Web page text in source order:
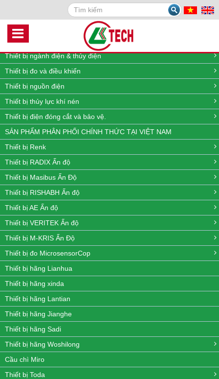
Search
DANH MỤC SẢN PHẨM
Thiết bị quan trắc môi trường online
Thiết bị đo lưu lượng, nhiệt độ, áp suất và mức
Thiết bị ngành điện & thủy điện
Thiết bị đo và điều khiển
Thiết bị nguồn điện
Thiết bị thủy lực khí nén
Thiết bị điện đóng cắt và bảo vệ.
SẢN PHẨM PHÂN PHỐI CHÍNH THỨC TẠI VIỆT NAM
Thiết bị Renk
Thiết bị RADIX Ấn độ
Thiết bị Masibus Ấn Độ
Thiết bị RISHABH Ấn độ
Thiết bị AE Ấn độ
Thiết bị VERITEK Ấn độ
Thiết bị M-KRIS Ấn Độ
Thiết bị đo MicrosensorCop
Thiết bị hãng Lianhua
Thiết bị hãng xinda
Thiết bị hãng Lantian
Thiết bị hãng Jianghe
Thiết bị hãng Sadi
Thiết bị hãng Woshilong
Cầu chì Miro
Thiết bị Toda